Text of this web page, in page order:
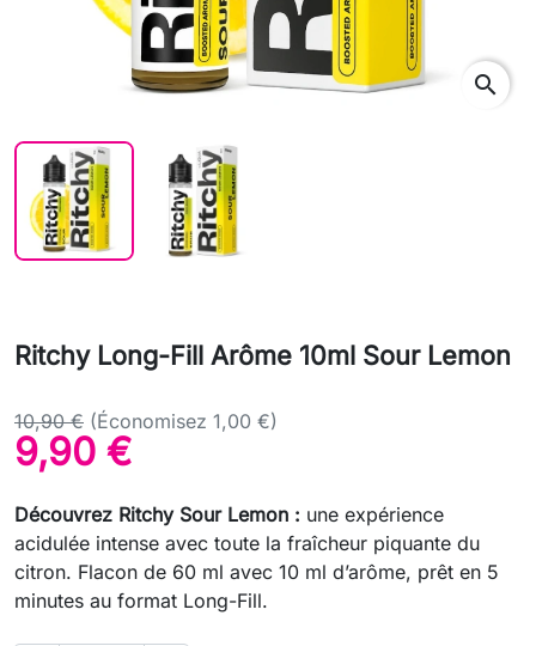
search
Ritchy Long-Fill Arôme 10ml Sour Lemon
10,90 € (Économisez 1,00 €)
9,90 €
Découvrez Ritchy Sour Lemon : une expérience
acidulée intense avec toute la fraîcheur piquante du
citron. Flacon de 60 ml avec 10 ml d’arôme, prêt en 5
minutes au format Long-Fill.